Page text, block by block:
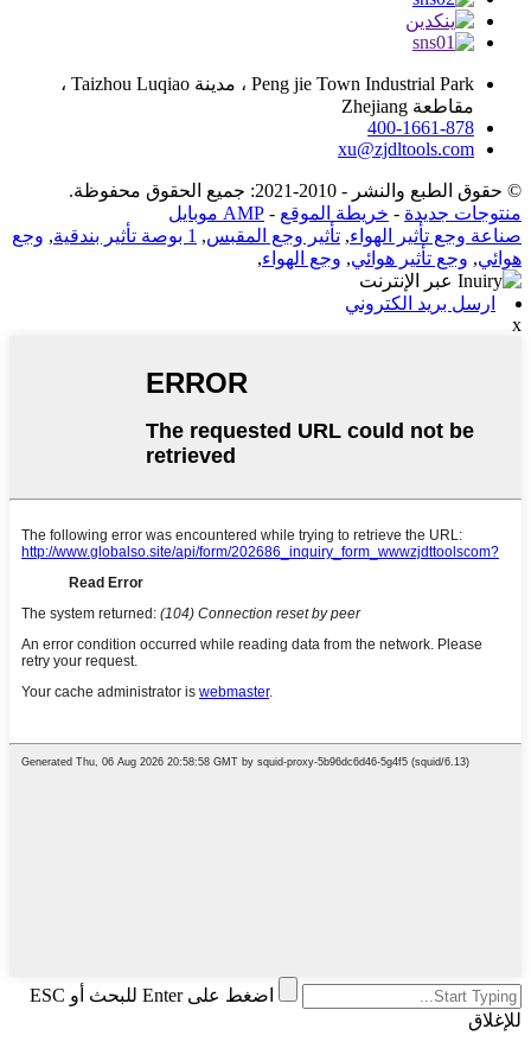
Peng jie Town Industrial Park ، مدينة Taizhou Luqiao ،
مقاطعة Zhejiang
400-1661-878
xu@zjdltools.com
© حقوق الطبع والنشر - 2010-2021: جميع الحقوق محفوظة.
منتوجات جديدة - خريطة الموقع - AMP موبايل
صناعة وجع تأثير الهواء, تأثير وجع المقبس, 1 بوصة تأثير بندقية , وجع
هوائي, وجع تأثير هوائي, وجع الهواء,
ارسل بريد الكتروني
x
اضغط على Enter للبحث أو ESC
للإغلاق